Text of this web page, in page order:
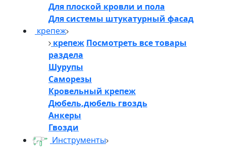
Для плоской кровли и пола
Для системы штукатурный фасад
крепеж
крепеж Посмотреть все товары
раздела
Шурупы
Саморезы
Кровельный крепеж
Дюбель,дюбель гвоздь
Анкеры
Гвозди
Инструменты